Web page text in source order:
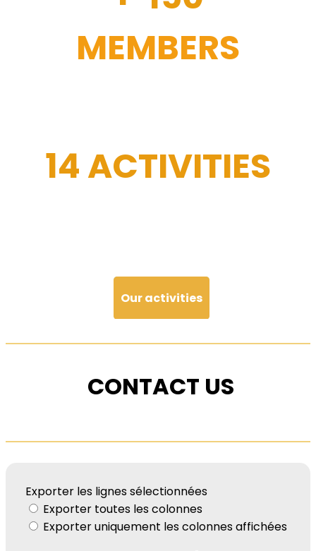
MEMBERS
14 ACTIVITIES
Our activities
CONTACT US